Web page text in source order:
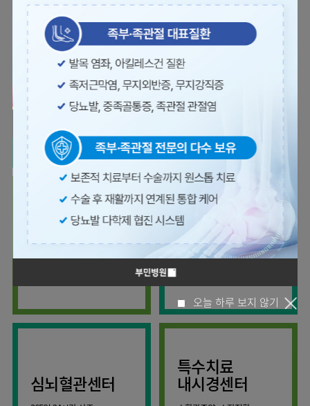
오늘 하루 보지 않기
족부·
족관절클리닉
척추센터
척추내시경센터
심뇌혈관센터
뇌신경센터
말초혈관센터
소화기센터
특수소화기클리닉
소화기암센터
인공신장센터
외상골절센터
간담췌센터
정형외과
신경외과
소화기내과
순환기내과
호흡기내과
신장내과
류마티스내과
외과
신경과
소아청소년과
부인과
비뇨의학과
가정의학과
치과
영상의학과
진단검사의학과
진료시간표
외래진료
입원/
퇴원/
병문안
진료협력센터
장비안내
층별안내
주차시설안내
편의시설
증명서재발급
서식다운로드
비급여진료비
감염예방
안내
환자안전
정보
원내
전화번호
오시는길
병원소개
병원장인사말
비전과
핵심가치
부민스토리
연혁
조직도
연구교육
임상시험센터
미디어센터
병원소식
언론보도
인재채용
온라인
건강상담
칭찬합시다
고객의소리
부민병원
40주년
역사관
부민그룹소개
이사장소개
비전과
핵심가치
HI
부민스토리
HSS
글로벌
얼라이언스
연혁
의료진소개
부민그룹소식
사회공헌
언론보도
건강토크
입찰공고
KOR
ENG
RUS
CHI
관절센터
보건복지부 지정
척추센터
최소상처 척추수술을 원칙
간,담도,췌장의 각종 양성 및
내과
세분화된 진료와
심뇌혈관센터
특수치료
내시경센터